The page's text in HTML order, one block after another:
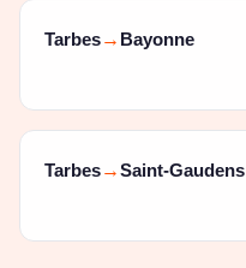
Tarbes→ Bayonne
Tarbes→Saint-Gaudens